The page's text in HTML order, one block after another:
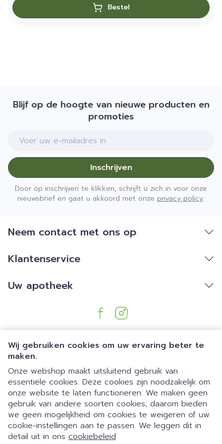
Wij gebruiken cookies om uw ervaring beter te
maken.
Onze webshop maakt uitsluitend gebruik van
essentiële cookies. Deze cookies zijn noodzakelijk om
onze website te laten functioneren. We maken geen
gebruik van andere soorten cookies; daarom bieden
we geen mogelijkheid om cookies te weigeren of uw
cookie-instellingen aan te passen. We leggen dit in
detail uit in ons cookiebeleid
Bestel
1 van 1
Gemakkelijk parkeren | 24/7
Blijf op de hoogte van nieuwe producten en
promoties
E-mail adres
Inschrijven
Door op inschrijven te klikken, schrijft u zich in voor onze
nieuwsbrief en gaat u akkoord met onze privacy policy.
Neem contact met ons op
Klantenservice
Uw apotheek
Juridische links